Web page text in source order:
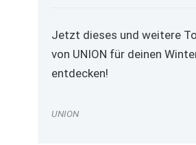
Jetzt dieses und weitere
von UNION für deinen
entdecken!
UNION